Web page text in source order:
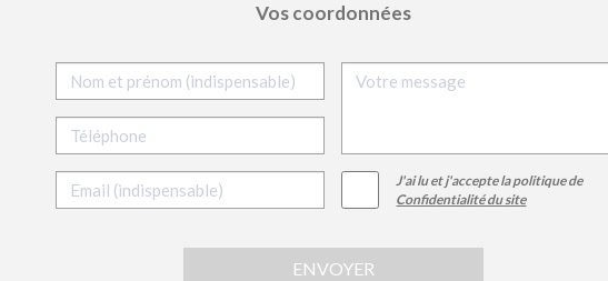
Vos coordonnées
Votre message
J'ai lu et j'accepte la politique de
Confidentialité du site
ENVOYER